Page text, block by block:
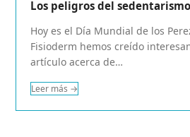
Los peligros del sedentarismo
Hoy es el Día Mundial de los
Fisioderm hemos creído
artículo acerca de…
Leer más →